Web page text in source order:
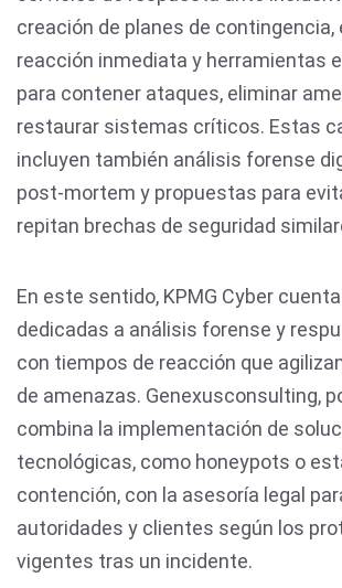
creación de planes de contingencia,
reacción inmediata y herramientas
para contener ataques, eliminar
restaurar sistemas críticos. Estas
incluyen también análisis forense
post-mortem y propuestas para
repitan brechas de seguridad
En este sentido, KPMG Cyber
dedicadas a análisis forense y
con tiempos de reacción que
de amenazas. Genexusconsulting,
combina la implementación de
tecnológicas, como honeypots o
contención, con la asesoría legal
autoridades y clientes según los
vigentes tras un incidente.